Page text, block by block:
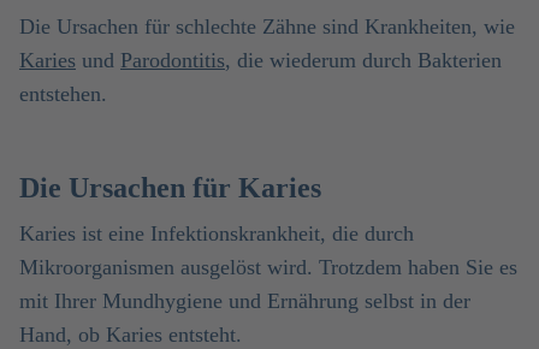
Die Ursachen für schlechte Zähne sind Krankheiten, wie
Karies und Parodontitis, die wiederum durch Bakterien
entstehen.
Die Ursachen für Karies
Karies ist eine Infektionskrankheit, die durch
Mikroorganismen ausgelöst wird. Trotzdem haben Sie es
mit Ihrer Mundhygiene und Ernährung selbst in der
Hand, ob Karies entsteht.